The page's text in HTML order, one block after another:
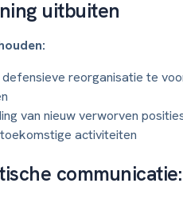
uitbuiten
reorganisatie te
van nieuw verworven
activiteiten